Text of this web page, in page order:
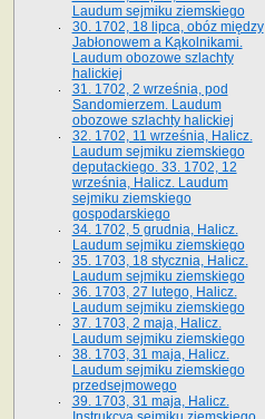
Laudum sejmiku ziemskiego
30. 1702, 18 lipca, obóz między
Jabłonowem a Kąkolnikami.
Laudum obozowe szlachty
halickiej
31. 1702, 2 września, pod
Sandomierzem. Laudum
obozowe szlachty halickiej
32. 1702, 11 września, Halicz.
Laudum sejmiku ziemskiego
deputackiego. 33. 1702, 12
września, Halicz. Laudum
sejmiku ziemskiego
gospodarskiego
34. 1702, 5 grudnia, Halicz.
Laudum sejmiku ziemskiego
35. 1703, 18 stycznia, Halicz.
Laudum sejmiku ziemskiego
36. 1703, 27 lutego, Halicz.
Laudum sejmiku ziemskiego
37. 1703, 2 maja, Halicz.
Laudum sejmiku ziemskiego
38. 1703, 31 maja, Halicz.
Laudum sejmiku ziemskiego
przedsejmowego
39. 1703, 31 maja, Halicz.